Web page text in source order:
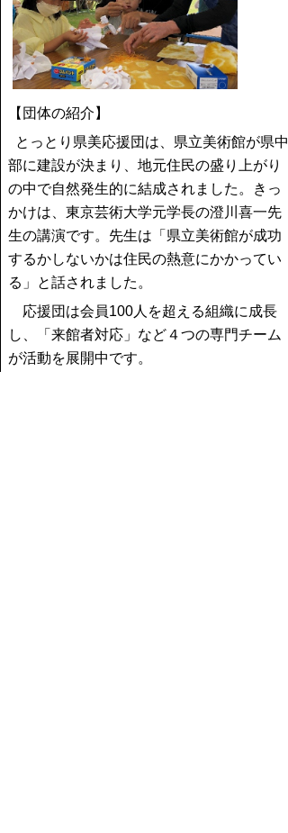
【団体の紹介】
とっとり県美応援団は、県立美術館が県中
部に建設が決まり、地元住民の盛り上がり
の中で自然発生的に結成されました。きっ
かけは、東京芸術大学元学長の澄川喜一先
生の講演です。先生は「県立美術館が成功
するかしないかは住民の熱意にかかってい
る」と話されました。
応援団は会員100人を超える組織に成長
し、「来館者対応」など４つの専門チーム
が活動を展開中です。